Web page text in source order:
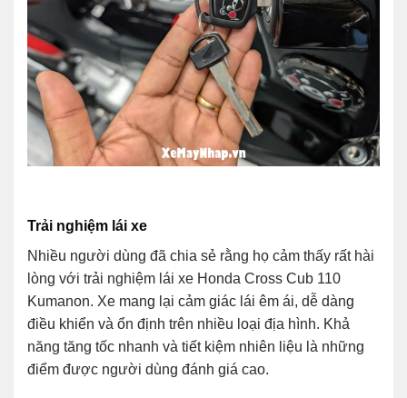
Trải nghiệm lái xe
Nhiều người dùng đã chia sẻ rằng họ cảm thấy rất hài
lòng với trải nghiệm lái xe Honda Cross Cub 110
Kumanon. Xe mang lại cảm giác lái êm ái, dễ dàng
điều khiển và ổn định trên nhiều loại địa hình. Khả
năng tăng tốc nhanh và tiết kiệm nhiên liệu là những
điểm được người dùng đánh giá cao.